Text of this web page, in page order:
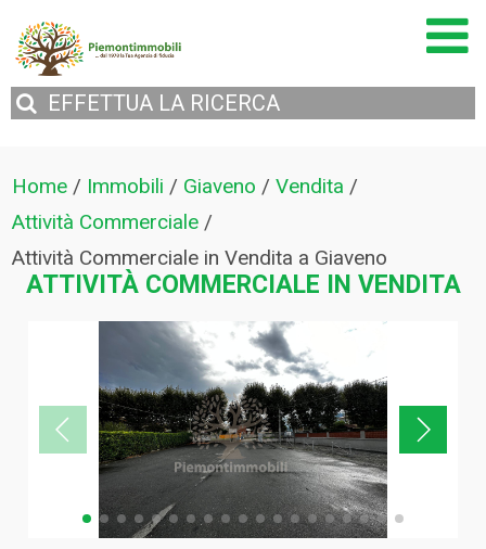
EFFETTUA LA RICERCA
Home / Immobili / Giaveno /Vendita /
Attività Commerciale /
Attività Commerciale in Vendita a Giaveno
ATTIVITÀ COMMERCIALE IN VENDITA